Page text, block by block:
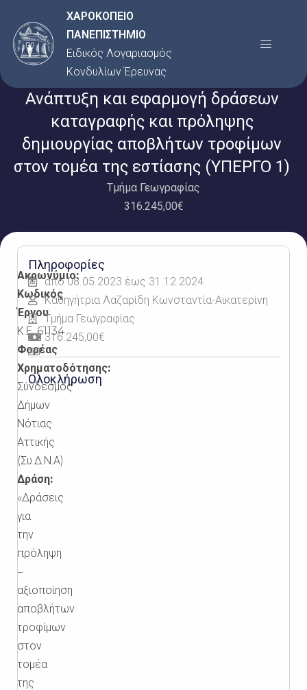
στο
περιεχόμενο
ΧΑΡΟΚΟΠΕΙΟ
ΠΑΝΕΠΙΣΤΗΜΙΟ
Ειδικός Λογαριασμός
Κονδυλίων Έρευνας
Menu
Ανάπτυξη και εφαρμογή δράσεων
καταγραφής και πρόληψης
δημιουργίας αποβλήτων τροφίμων
στον τομέα της εστίασης (ΥΠΕΡΓΟ 1)
Τμήμα Γεωγραφίας
316.245,00€
Ακρωνύμιο:
Κωδικός
Έργου:
Κ.Ε.61134
Φορέας
Χρηματοδότησης:
Σύνδεσμος
Δήμων
Νότιας
Αττικής
(Συ.Δ.Ν.Α)
Δράση:
«Δράσεις
για
την
πρόληψη
–
αξιοποίηση
αποβλήτων
τροφίμων
στον
τομέα
της
Πληροφορίες
από 08.05.2023 έως 31.12.2024
Καθηγήτρια Λαζαρίδη Κωνσταντία-Αικατερίνη
Τμήμα Γεωγραφίας
316.245,00€
Ολοκλήρωση